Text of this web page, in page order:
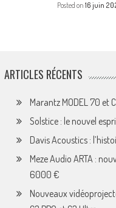
Posted on 16 juin
ARTICLES RÉCENTS
Marantz MODEL 70 et
Solstice : le nouvel
Davis Acoustics :
Meze Audio ARTA :
6000 €
Nouveaux